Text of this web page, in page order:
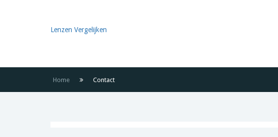
Lenzen Vergelijken
Home Contact